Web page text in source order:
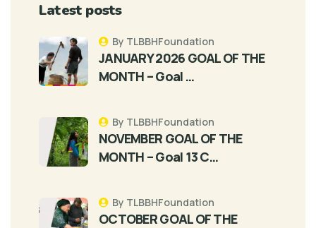
Latest posts
JANUARY 2026 GOAL OF THE
MONTH – Goal …
By TLBBHFoundation
NOVEMBER GOAL OF THE
MONTH – Goal 13 C…
By TLBBHFoundation
OCTOBER GOAL OF THE
By TLBBHFoundation